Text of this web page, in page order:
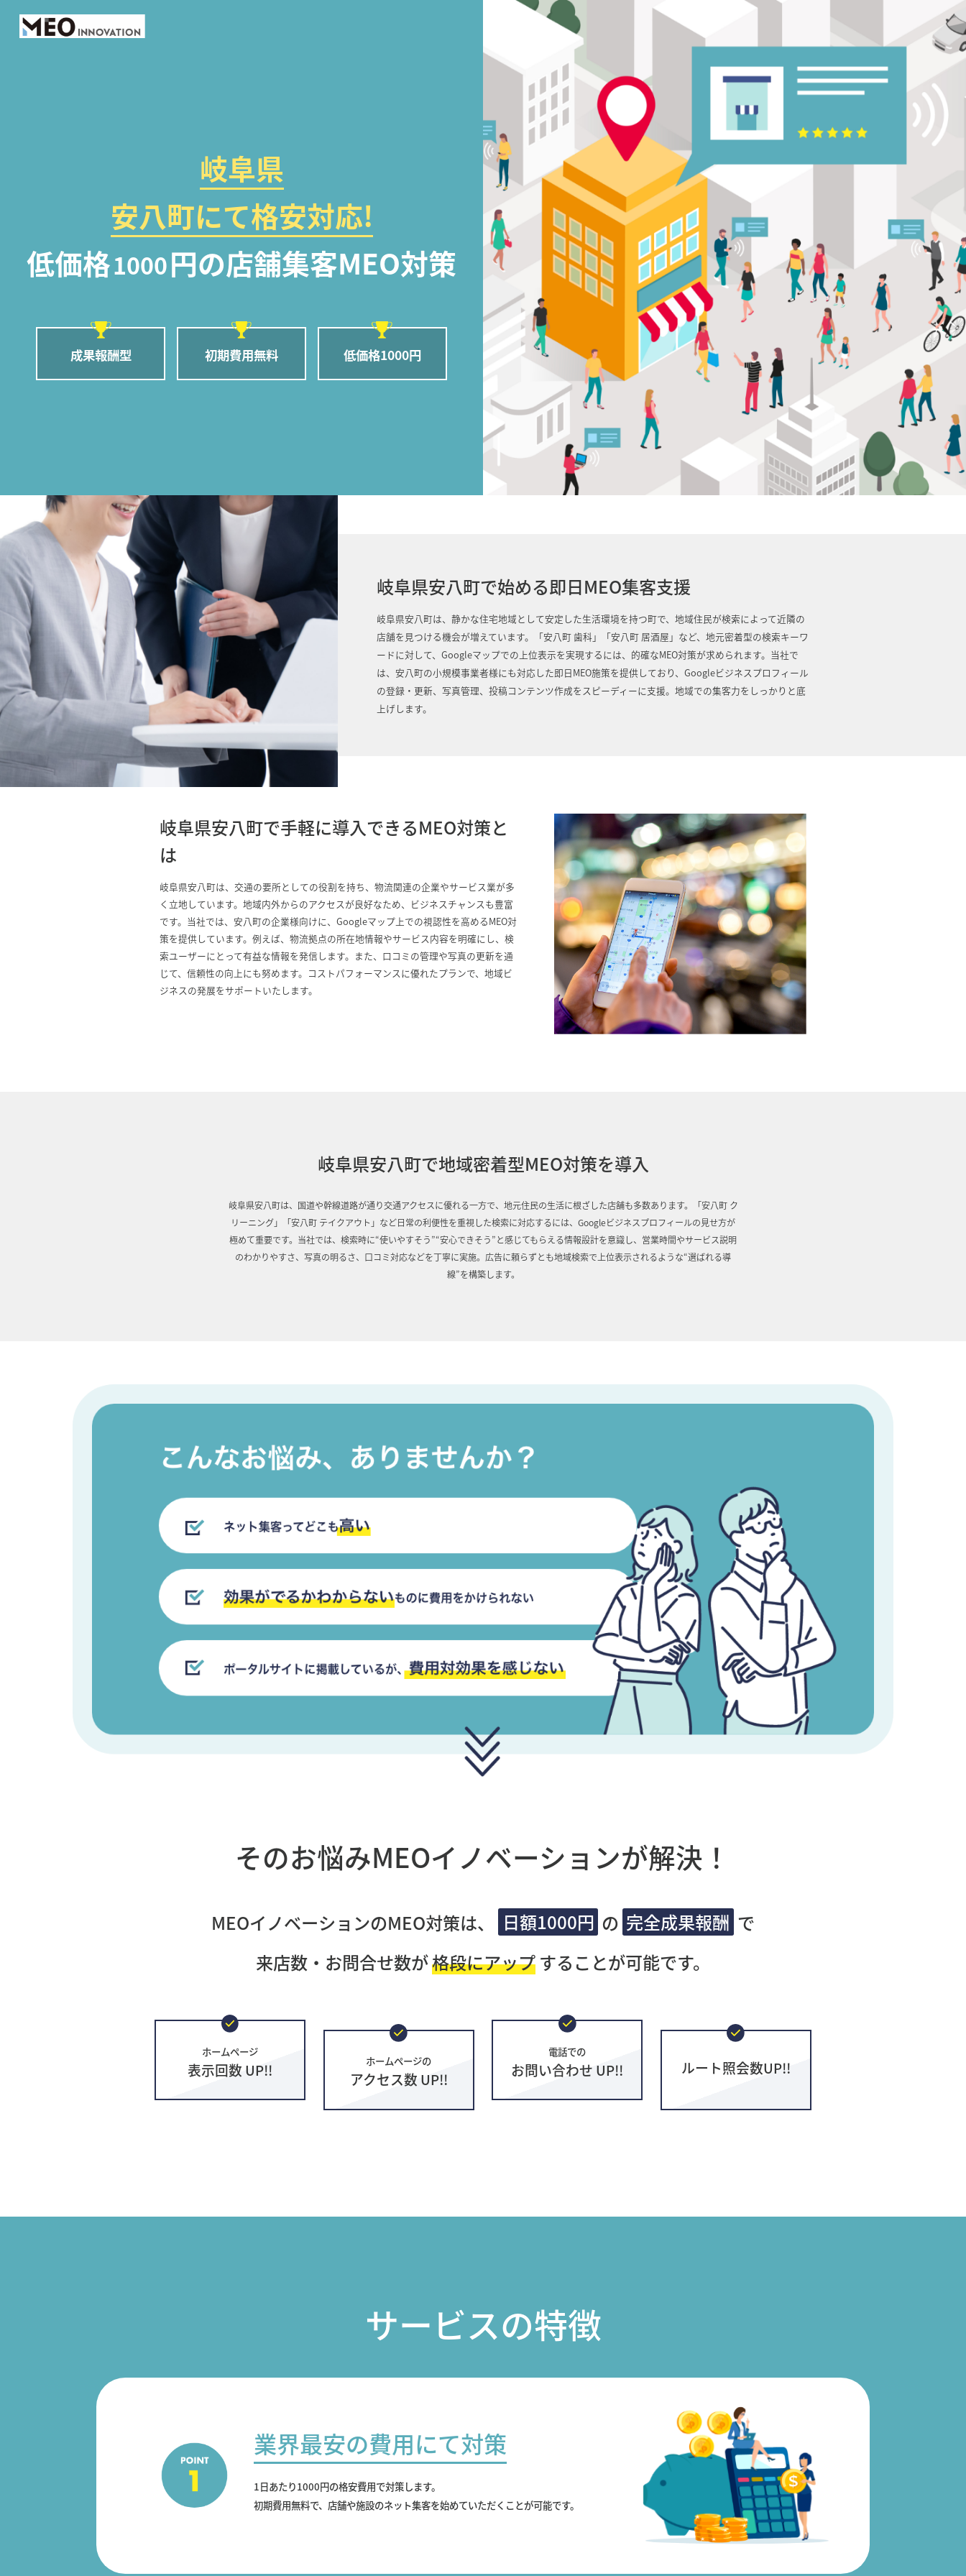
岐阜県
安八町にて格安対応!
低価格1000円の店舗集客MEO対策
成果報酬型 初期費用無料 低価格1000円
岐阜県安八町で始める即日MEO集客支援
岐阜県安八町は、静かな住宅地域として安定した生活環境を持つ町で、地域住民が検索によって近隣の
店舗を見つける機会が増えています。「安八町 歯科」「安八町 居酒屋」など、地元密着型の検索キーワ
ードに対して、Googleマップでの上位表示を実現するには、的確なMEO対策が求められます。当社で
は、安八町の小規模事業者様にも対応した即日MEO施策を提供しており、Googleビジネスプロフィール
の登録・更新、写真管理、投稿コンテンツ作成をスピーディーに支援。地域での集客力をしっかりと底
上げします。
岐阜県安八町で手軽に導入できるMEO対策と
は
岐阜県安八町は、交通の要所としての役割を持ち、物流関連の企業やサービス業が多
く立地しています。地域内外からのアクセスが良好なため、ビジネスチャンスも豊富
です。当社では、安八町の企業様向けに、Googleマップ上での視認性を高めるMEO対
策を提供しています。例えば、物流拠点の所在地情報やサービス内容を明確にし、検
索ユーザーにとって有益な情報を発信します。また、口コミの管理や写真の更新を通
じて、信頼性の向上にも努めます。コストパフォーマンスに優れたプランで、地域ビ
ジネスの発展をサポートいたします。
岐阜県安八町で地域密着型MEO対策を導入
岐阜県安八町は、国道や幹線道路が通り交通アクセスに優れる一方で、地元住民の生活に根ざした店舗も多数あります。「安八町 ク
リーニング」「安八町 テイクアウト」など日常の利便性を重視した検索に対応するには、Googleビジネスプロフィールの見せ方が
極めて重要です。当社では、検索時に“使いやすそう”“安心できそう”と感じてもらえる情報設計を意識し、営業時間やサービス説明
のわかりやすさ、写真の明るさ、口コミ対応などを丁寧に実施。広告に頼らずとも地域検索で上位表示されるような“選ばれる導
線”を構築します。
そのお悩みMEOイノベーションが解決！
MEOイノベーションのMEO対策は、 日額1000円 の 完全成果報酬 で
来店数・お問合せ数が格段にアップすることが可能です。
ホームページ
表示回数 UP!! ホームページの
アクセス数 UP!!
電話での
お問い合わせ UP!! ルート照会数UP!!
サービスの特徴
業界最安の費用にて対策
1日あたり1000円の格安費用で対策します。
初期費用無料で、店舗や施設のネット集客を始めていただくことが可能です。